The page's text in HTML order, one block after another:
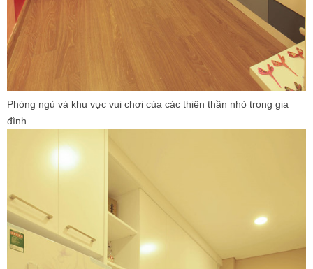
Phòng ngủ và khu vực vui chơi của các thiên thần nhỏ trong gia
đình